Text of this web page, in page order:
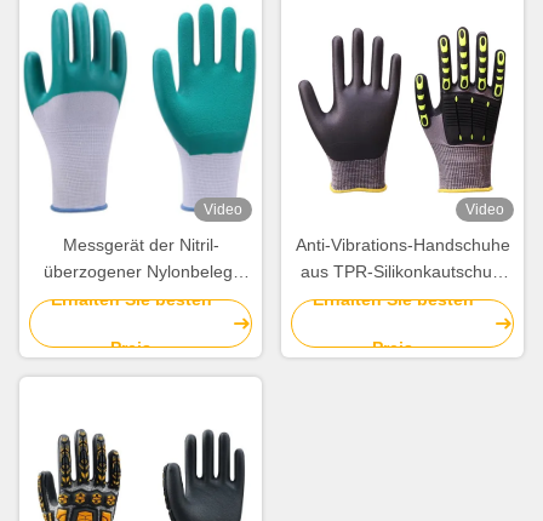
Video
Messgerät der Nitril-
überzogener Nylonbeleg-
beständiges Handschuh-15
Erhalten Sie besten
Preis
Video
Anti-Vibrations-Handschuhe
aus TPR-Silikonkautschuk.
Schnittschutzhandschuhe
Erhalten Sie besten
Preis